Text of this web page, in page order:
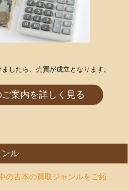
したら、売買が成立となります。
案内を詳しく見る
ル
の古本の買取ジャンルをご紹